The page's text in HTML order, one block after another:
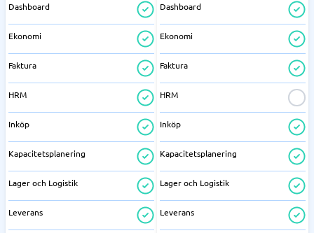
Dashboard
Ekonomi
Faktura
HRM
Inköp
Kapacitetsplanering
Lager och Logistik
Leverans
Dashboard
Ekonomi
Faktura
HRM
Inköp
Kapacitetsplanering
Lager och Logistik
Leverans